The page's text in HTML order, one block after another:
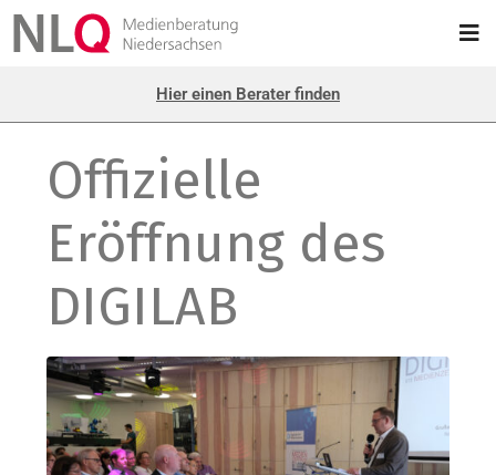
Hier einen Berater finden
Offizielle
Eröffnung des
DIGILAB